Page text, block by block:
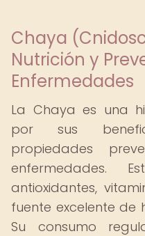
Chaya
Nutrición y
Enfermedades
La Chaya es una
por sus
propiedades
enfermedades.
antioxidantes,
fuente excelente de
Su consumo